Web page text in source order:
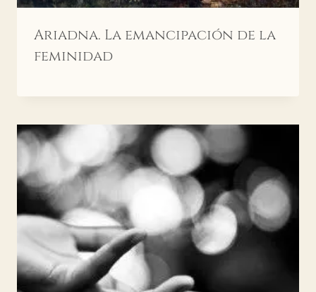
Ariadna. La emancipación de la
feminidad